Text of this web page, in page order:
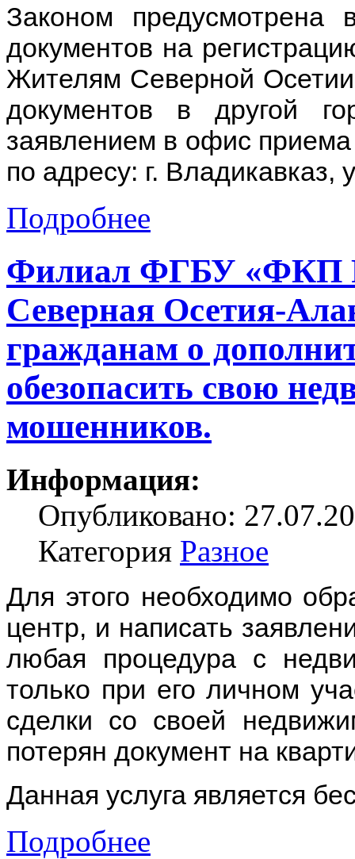
Законом предусмотрена
документов на
Жителям Северной Осетии
документов в другой
заявлением в офис
по адресу: г. Владикавказ,
Подробнее
Филиал ФГБУ «ФКП
Северная Осетия-
гражданам о
обезопасить свою
мошенников.
Информация:
Опубликовано:
Категория Разное
Для этого необходимо
центр, и написать
любая процедура с
только при его личном
сделки со своей
потерян документ на
Данная услуга является
Подробнее